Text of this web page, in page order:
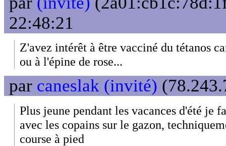
22:48:21
Z'avez intérêt à être vacciné du tétanos
ou à l'épine de rose...
par caneslak (invité)
Plus jeune pendant les vacances d'été je
avec les copains sur le gazon,
course à pied